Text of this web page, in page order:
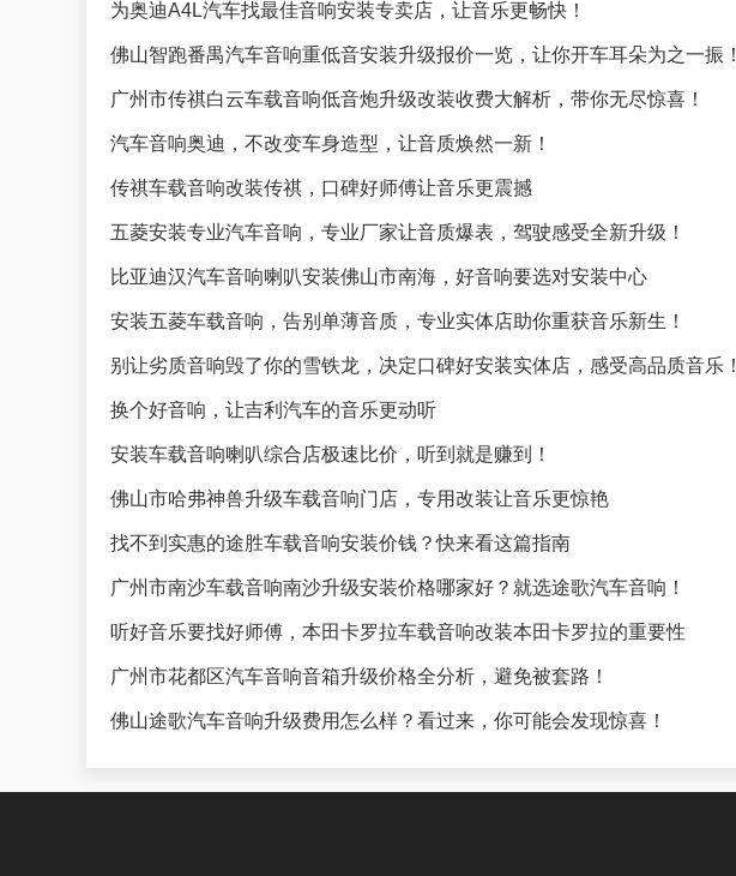
为奥迪A4L汽车找最佳音响安装专卖店，让音乐更畅快！
佛山智跑番禺汽车音响重低音安装升级报价一览，让你开车耳朵为之一振！
广州市传祺白云车载音响低音炮升级改装收费大解析，带你无尽惊喜！
汽车音响奥迪，不改变车身造型，让音质焕然一新！
传祺车载音响改装传祺，口碑好师傅让音乐更震撼
五菱安装专业汽车音响，专业厂家让音质爆表，驾驶感受全新升级！
比亚迪汉汽车音响喇叭安装佛山市南海，好音响要选对安装中心
安装五菱车载音响，告别单薄音质，专业实体店助你重获音乐新生！
别让劣质音响毁了你的雪铁龙，决定口碑好安装实体店，感受高品质音乐！
换个好音响，让吉利汽车的音乐更动听
安装车载音响喇叭综合店极速比价，听到就是赚到！
佛山市哈弗神兽升级车载音响门店，专用改装让音乐更惊艳
找不到实惠的途胜车载音响安装价钱？快来看这篇指南
广州市南沙车载音响南沙升级安装价格哪家好？就选途歌汽车音响！
听好音乐要找好师傅，本田卡罗拉车载音响改装本田卡罗拉的重要性
广州市花都区汽车音响音箱升级价格全分析，避免被套路！
佛山途歌汽车音响升级费用怎么样？看过来，你可能会发现惊喜！